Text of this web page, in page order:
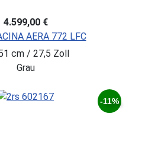
4.599,00 €
AERA 772 LFC
cm / 27,5 Zoll
Grau
-11%